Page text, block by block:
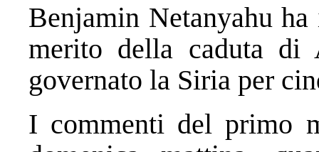
Benjamin Netanyahu
merito della caduta di
governato la Siria per
I commenti del primo